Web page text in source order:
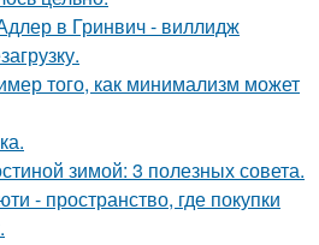
в Гринвич - виллидж
того, как минимализм может
зимой: 3 полезных совета.
- пространство, где покупки